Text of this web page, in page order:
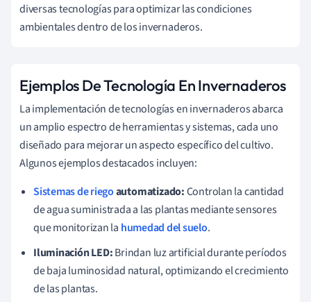
diversas tecnologías para optimizar las condiciones
ambientales dentro de los invernaderos.
Ejemplos De Tecnología En Invernaderos
La implementación de tecnologías en invernaderos abarca
un amplio espectro de herramientas y sistemas, cada uno
diseñado para mejorar un aspecto específico del cultivo.
Algunos ejemplos destacados incluyen:
Sistemas de riegoautomatizado:Controlan la cantidad
de agua suministrada a las plantas mediante sensores
que monitorizan la humedad del suelo.
Iluminación LED:Brindan luz artificial durante períodos
de baja luminosidad natural, optimizando el crecimiento
de las plantas.